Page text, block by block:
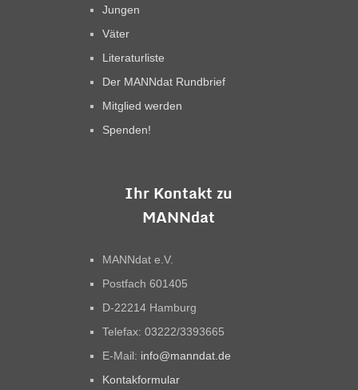
Jungen
Väter
Literaturliste
Der MANNdat Rundbrief
Mitglied werden
Spenden!
Ihr Kontakt zu
MANNdat
MANNdat e.V.
Postfach 601405
D-22214 Hamburg
Telefax: 03222/3393665
E-Mail: info@manndat.de
Kontakformular